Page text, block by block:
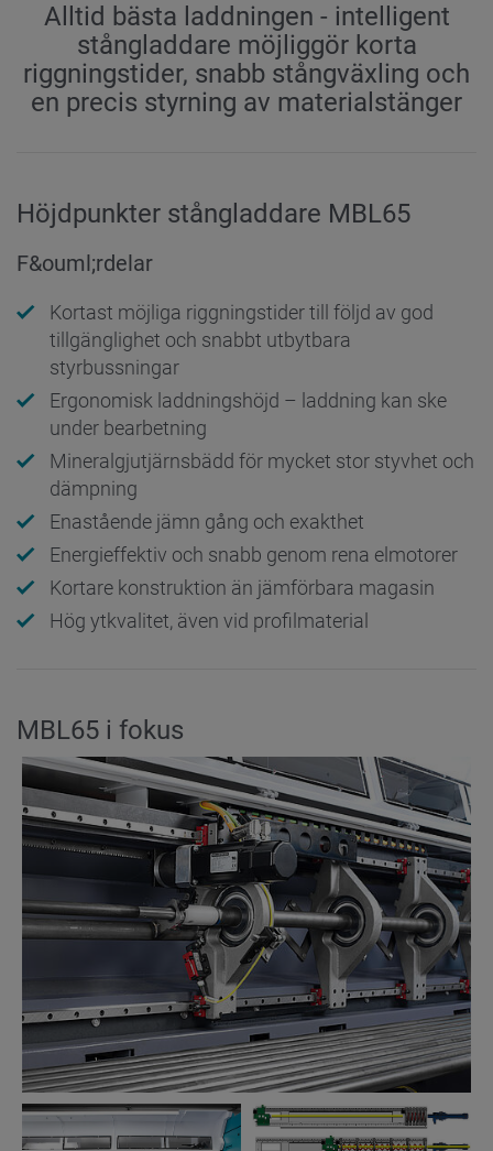
Alltid bästa laddningen - intelligent
stångladdare möjliggör korta
riggningstider, snabb stångväxling och
en precis styrning av materialstänger
Höjdpunkter stångladdare MBL65
F&ouml;rdelar
Kortast möjliga riggningstider till följd av god
tillgänglighet och snabbt utbytbara
styrbussningar
Ergonomisk laddningshöjd – laddning kan ske
under bearbetning
Mineralgjutjärnsbädd för mycket stor styvhet och
dämpning
Enastående jämn gång och exakthet
Energieffektiv och snabb genom rena elmotorer
Kortare konstruktion än jämförbara magasin
Hög ytkvalitet, även vid profilmaterial
MBL65 i fokus